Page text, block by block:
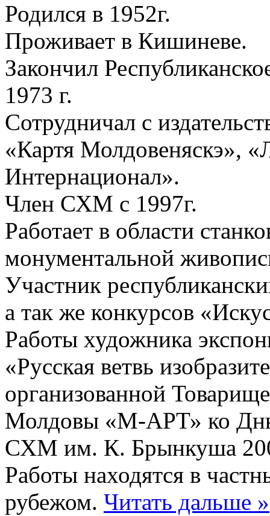
Родился в 1952г.
Проживает в Кишиневе.
Закончил
1973 г.
Сотрудничал с
«Картя Молдовеняскэ»,
Интернационал».
Член СХМ с 1997г.
Работает в области
монументальной
Участник
а так же конкурсов
Работы художника
«Русская ветвь
организованной
Молдовы «М-АРТ» ко Дню
СХМ им. К. Брынкуша
Работы находятся в
рубежом. Читать дальше »